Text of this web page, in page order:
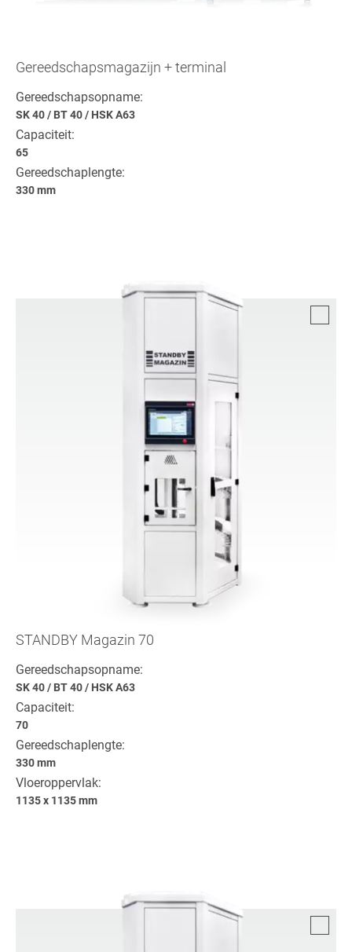
Gereedschapsmagazijn + terminal
Gereedschapsopname:
SK 40/ BT 40/ HSK A63
Capaciteit:
65
Gereedschaplengte:
330 mm
STANDBY Magazin 70
Gereedschapsopname:
SK 40/ BT 40/ HSK A63
Capaciteit:
70
Gereedschaplengte:
330 mm
Vloeroppervlak:
1135 x 1135 mm